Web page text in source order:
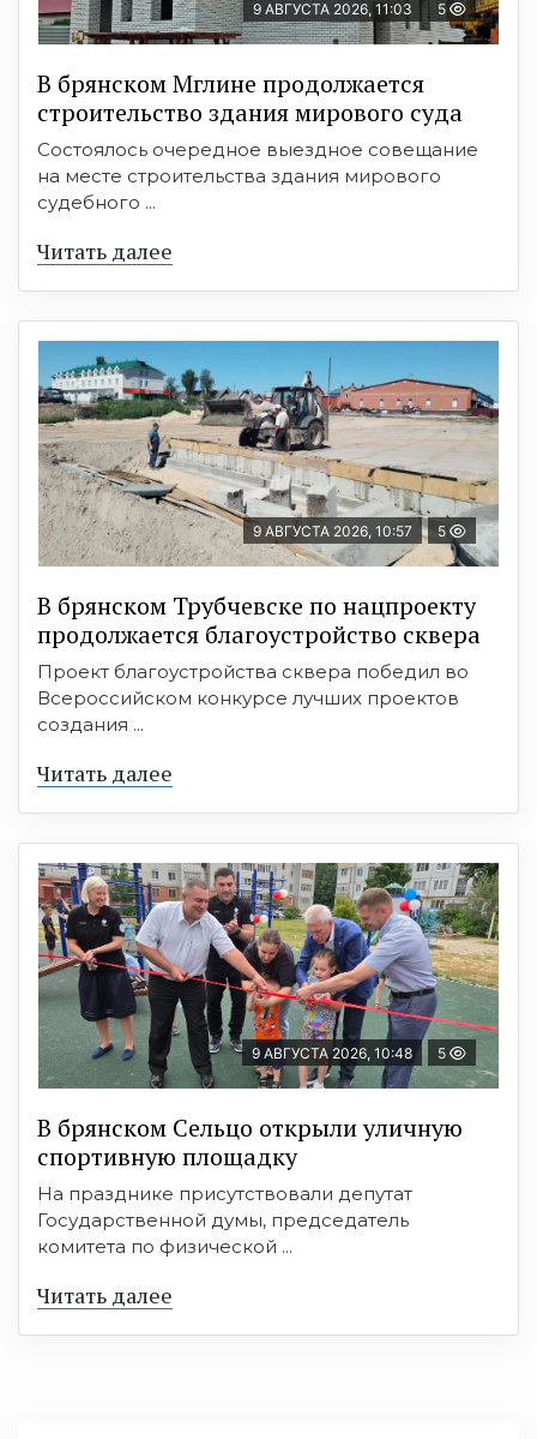
9 АВГУСТА 2026, 11:03 5
В брянском Мглине продолжается
строительство здания мирового суда
Состоялось очередное выездное совещание
на месте строительства здания мирового
судебного ...
Читать далее
9 АВГУСТА 2026, 10:57 5
В брянском Трубчевске по нацпроекту
продолжается благоустройство сквера
Проект благоустройства сквера победил во
Всероссийском конкурсе лучших проектов
создания ...
Читать далее
9 АВГУСТА 2026, 10:48 5
В брянском Сельцо открыли уличную
спортивную площадку
На празднике присутствовали депутат
Государственной думы, председатель
комитета по физической ...
Читать далее